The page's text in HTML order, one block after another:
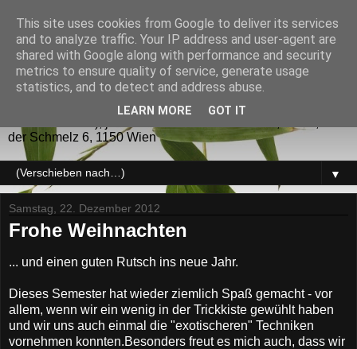
GoRyu - JuJitsu
GoRyu - JuJitsu (五龍) JuJitsu sowie verwandte
Kampfsysteme für die Selbstverteidigung und als Sport.
Trainingszeiten: Dienstag und Donnerstag (während des
der Schmelz 6, 1150 Wien
▼
Samstag, 22. Dezember 2012
Frohe Weihnachten
... und einen guten Rutsch ins neue Jahr.
Dieses Semester hat wieder ziemlich Spaß gemacht - vor
allem, wenn wir ein wenig in der Trickkiste gewühlt haben
und wir uns auch einmal die "exotischeren" Techniken
vornehmen konnten.Besonders freut es mich auch, dass wir
This site uses cookies from Google to deliver its services
and to analyze traffic. Your IP address and user-agent are
shared with Google along with performance and security
metrics to ensure quality of service, generate usage
statistics, and to detect and address abuse.
LEARN MORE GOT IT